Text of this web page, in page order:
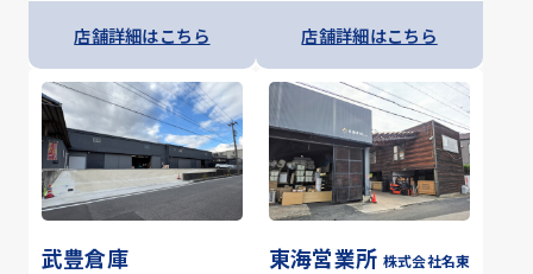
店舗詳細はこちら 店舗詳細はこちら
武豊倉庫 東海営業所 株式会社名東